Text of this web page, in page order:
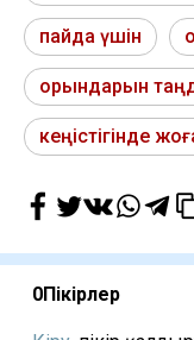
пайда үшін
орындарын
кеңістігінде
0Пікірлер